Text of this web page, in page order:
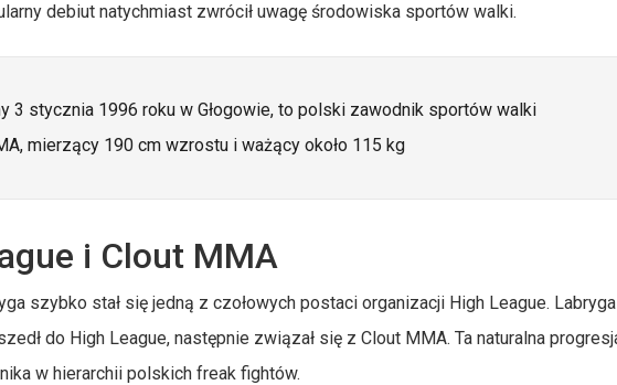
debiut natychmiast zwrócił uwagę środowiska sportów walki.
3 stycznia 1996 roku w Głogowie, to polski zawodnik sportów walki
mierzący 190 cm wzrostu i ważący około 115 kg
i Clout MMA
szybko stał się jedną z czołowych postaci organizacji High League. Labryga
do High League, następnie związał się z Clout MMA. Ta naturalna
w hierarchii polskich freak fightów.